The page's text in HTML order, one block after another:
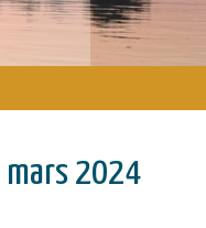
mars 2024